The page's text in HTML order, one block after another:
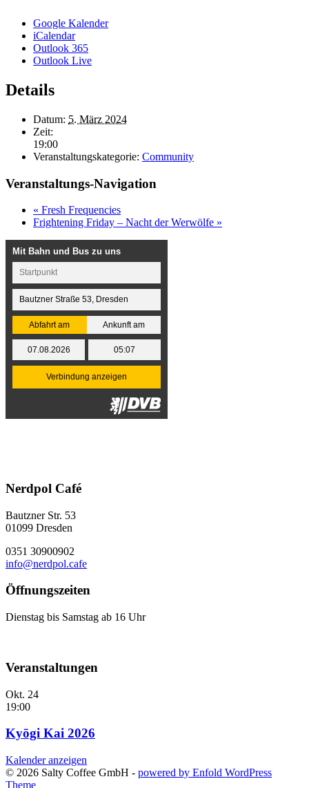
Google Kalender
iCalendar
Outlook 365
Outlook Live
Details
Datum: 5. März 2024
Zeit:
19:00
Veranstaltungskategorie: Community
Veranstaltungs-Navigation
« Fresh Frequencies
Frightening Friday – Nacht der Werwölfe »
Nerdpol Café
Bautzner Str. 53
01099 Dresden
0351 30900902
info@nerdpol.cafe
Öffnungszeiten
Dienstag bis Samstag ab 16 Uhr
Veranstaltungen
Okt. 24
19:00
Kyōgi Kai 2026
Kalender anzeigen
© 2026 Salty Coffee GmbH - powered by Enfold WordPress
Theme